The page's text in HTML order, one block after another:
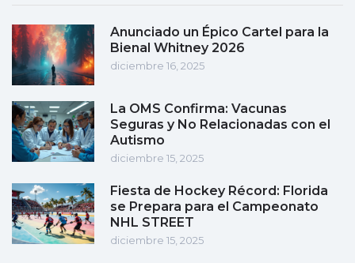
Anunciado un Épico Cartel para la
Bienal Whitney 2026
diciembre 16, 2025
La OMS Confirma: Vacunas
Seguras y No Relacionadas con el
Autismo
diciembre 15, 2025
Fiesta de Hockey Récord: Florida
se Prepara para el Campeonato
NHL STREET
diciembre 15, 2025